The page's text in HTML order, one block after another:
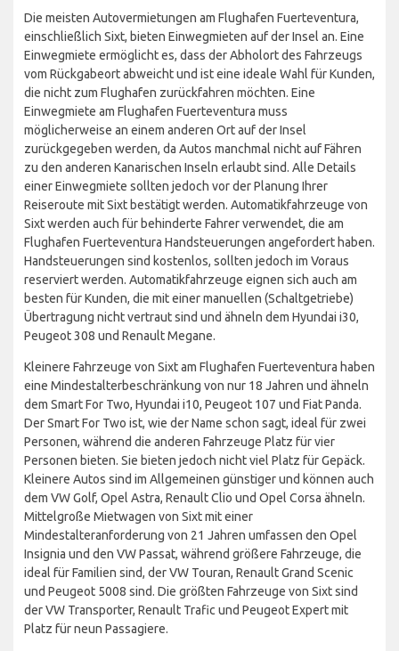
Die meisten Autovermietungen am Flughafen Fuerteventura,
einschließlich Sixt, bieten Einwegmieten auf der Insel an. Eine
Einwegmiete ermöglicht es, dass der Abholort des Fahrzeugs
vom Rückgabeort abweicht und ist eine ideale Wahl für Kunden,
die nicht zum Flughafen zurückfahren möchten. Eine
Einwegmiete am Flughafen Fuerteventura muss
möglicherweise an einem anderen Ort auf der Insel
zurückgegeben werden, da Autos manchmal nicht auf Fähren
zu den anderen Kanarischen Inseln erlaubt sind. Alle Details
einer Einwegmiete sollten jedoch vor der Planung Ihrer
Reiseroute mit Sixt bestätigt werden. Automatikfahrzeuge von
Sixt werden auch für behinderte Fahrer verwendet, die am
Flughafen Fuerteventura Handsteuerungen angefordert haben.
Handsteuerungen sind kostenlos, sollten jedoch im Voraus
reserviert werden. Automatikfahrzeuge eignen sich auch am
besten für Kunden, die mit einer manuellen (Schaltgetriebe)
Übertragung nicht vertraut sind und ähneln dem Hyundai i30,
Peugeot 308 und Renault Megane.
Kleinere Fahrzeuge von Sixt am Flughafen Fuerteventura haben
eine Mindestalterbeschränkung von nur 18 Jahren und ähneln
dem Smart For Two, Hyundai i10, Peugeot 107 und Fiat Panda.
Der Smart For Two ist, wie der Name schon sagt, ideal für zwei
Personen, während die anderen Fahrzeuge Platz für vier
Personen bieten. Sie bieten jedoch nicht viel Platz für Gepäck.
Kleinere Autos sind im Allgemeinen günstiger und können auch
dem VW Golf, Opel Astra, Renault Clio und Opel Corsa ähneln.
Mittelgroße Mietwagen von Sixt mit einer
Mindestalteranforderung von 21 Jahren umfassen den Opel
Insignia und den VW Passat, während größere Fahrzeuge, die
ideal für Familien sind, der VW Touran, Renault Grand Scenic
und Peugeot 5008 sind. Die größten Fahrzeuge von Sixt sind
der VW Transporter, Renault Trafic und Peugeot Expert mit
Platz für neun Passagiere.